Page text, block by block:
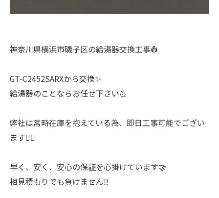
神奈川県横浜市磯子区の給湯器交換工事👷
GT-C2452SARXから交換✨
給湯器のことならお任せ下さい💪
弊社は常時在庫を抱えている為、即日工事可能でござい
ます🙆‍♂️
早く、安く、安心の保証を心掛けています🤝
相見積もりでも負けません‼️